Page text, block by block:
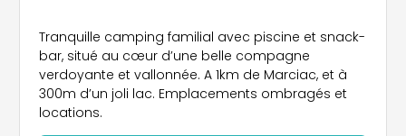
Tranquille camping familial avec piscine et snack-
bar, situé au cœur d’une belle compagne
verdoyante et vallonnée. A 1km de Marciac, et à
300m d’un joli lac. Emplacements ombragés et
locations.